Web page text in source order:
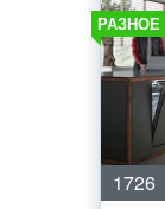
РАЗНОЕ
1726